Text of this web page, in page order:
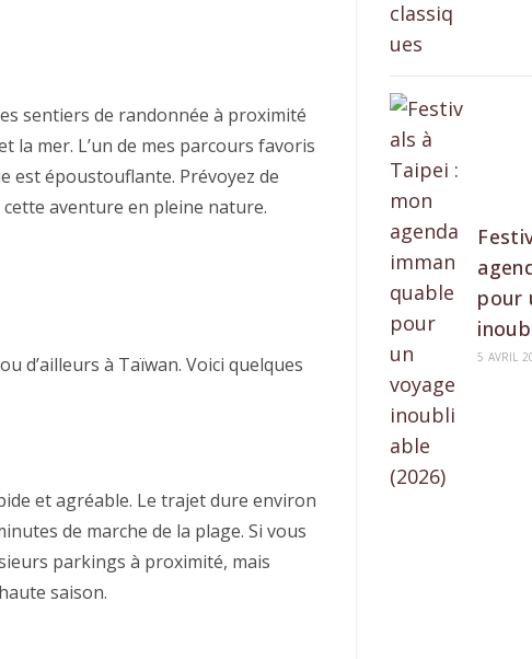
sentiers de randonnée à proximité
la mer. L’un de mes parcours favoris
est époustouflante. Prévoyez de
aventure en pleine nature.
d’ailleurs à Taïwan. Voici quelques
et agréable. Le trajet dure environ
de marche de la plage. Si vous
parkings à proximité, mais
saison.
pour
5 AVRIL